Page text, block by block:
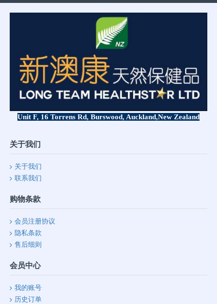
Unit F, 16 Torrens Rd, Burswood, Auckland,New Zealand
关于我们
关于我们
联系我们
购物条款
会员注册协议
隐私条款
售后细则
会员中心
我的账号
历史订单